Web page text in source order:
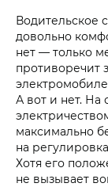
Водительское
довольно
нет — только
противоречит
А вот и нет. На
максимально
на
Хотя его
не вызывает